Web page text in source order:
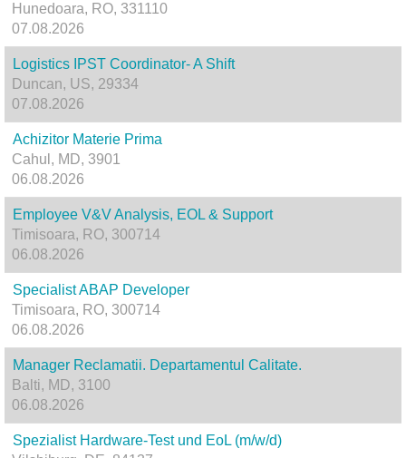
Hunedoara, RO, 331110
07.08.2026
Logistics IPST Coordinator- A Shift
Duncan, US, 29334
07.08.2026
Achizitor Materie Prima
Cahul, MD, 3901
06.08.2026
Employee V&V Analysis, EOL & Support
Timisoara, RO, 300714
06.08.2026
Specialist ABAP Developer
Timisoara, RO, 300714
06.08.2026
Manager Reclamatii. Departamentul Calitate.
Balti, MD, 3100
06.08.2026
Spezialist Hardware-Test und EoL (m/w/d)